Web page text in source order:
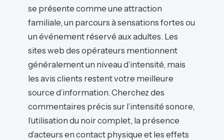
se présente comme une attraction
familiale, un parcours à sensations fortes ou
un événement réservé aux adultes. Les
sites web des opérateurs mentionnent
généralement un niveau d’intensité, mais
les avis clients restent votre meilleure
source d’information. Cherchez des
commentaires précis sur l’intensité sonore,
l’utilisation du noir complet, la présence
d’acteurs en contact physique et les effets